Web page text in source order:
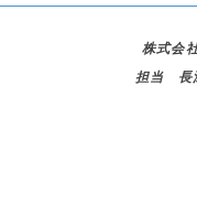
株式会
担当 長